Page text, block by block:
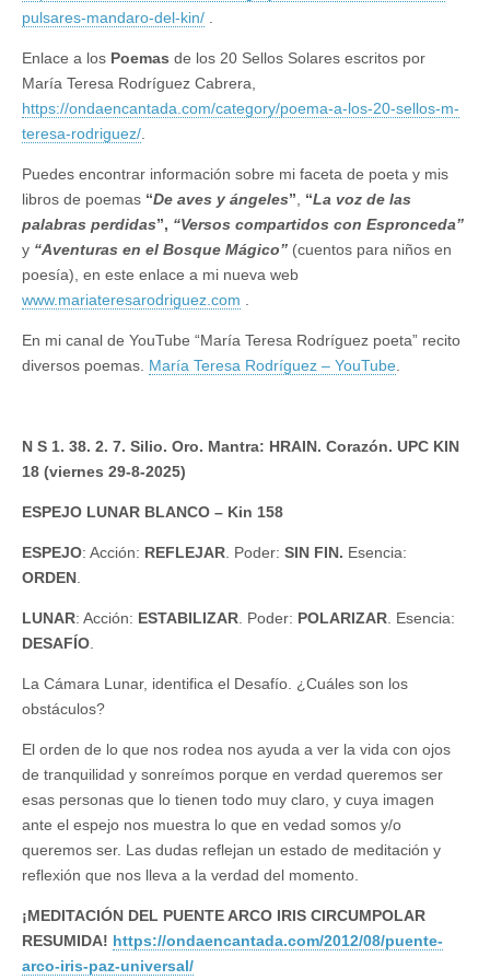
pulsares-mandaro-del-kin/
Enlace a los Poemas de los 20 Sellos Solares escritos por
María Teresa Rodríguez Cabrera,
https://ondaencantada.com/category/poema-a-los-20-sellos-m-
teresa-rodriguez/
Puedes encontrar información sobre mi faceta de poeta y mis
libros de poemas “De aves y ángeles” “La voz de las
palabras perdidas”, “Versos compartidos con Espronceda”
y “Aventuras en el Bosque Mágico” (cuentos para niños en
poesía), en este enlace a mi nueva web
www.mariateresarodriguez.com
En mi canal de YouTube “María Teresa Rodríguez poeta” recito
diversos poemas. María Teresa Rodríguez – YouTube
N S 1. 38. 2. 7. Silio. Oro. Mantra: HRAIN. Corazón. UPC KIN
18 (viernes 29-8-2025)
ESPEJO LUNAR BLANCO – Kin 158
ESPEJO: Acción: REFLEJAR . Poder: SIN FIN. Esencia:
ORDEN
LUNAR: Acción: ESTABILIZAR . Poder: POLARIZAR . Esencia:
DESAFÍO
La Cámara Lunar, identifica el Desafío. ¿Cuáles son los
obstáculos?
El orden de lo que nos rodea nos ayuda a ver la vida con ojos
de tranquilidad y sonreímos porque en verdad queremos ser
esas personas que lo tienen todo muy claro, y cuya imagen
ante el espejo nos muestra lo que en vedad somos y/o
queremos ser. Las dudas reflejan un estado de meditación y
reflexión que nos lleva a la verdad del momento.
¡MEDITACIÓN DEL PUENTE ARCO IRIS CIRCUMPOLAR
RESUMIDA! https://ondaencantada.com/2012/08/puente-
arco-iris-paz-universal/